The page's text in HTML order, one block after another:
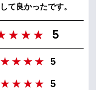
て良かったです。
5
5
5